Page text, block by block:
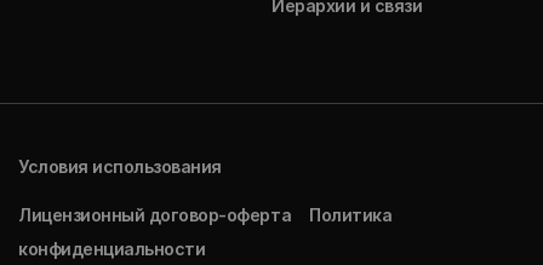
Иерархии и связи
Условия использования
Лицензионный договор-оферта
Политика
конфиденциальности